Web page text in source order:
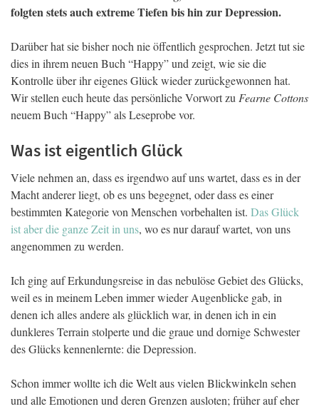
folgten stets auch extreme Tiefen bis hin zur Depression.
Darüber hat sie bisher noch nie öffentlich gesprochen. Jetzt tut sie
dies in ihrem neuen Buch “Happy” und zeigt, wie sie die
Kontrolle über ihr eigenes Glück wieder zurückgewonnen hat.
Wir stellen euch heute das persönliche Vorwort zu Fearne Cottons
neuem Buch “Happy” als Leseprobe vor.
Was ist eigentlich Glück
Viele nehmen an, dass es irgendwo auf uns wartet, dass es in der
Macht anderer liegt, ob es uns begegnet, oder dass es einer
bestimmten Kategorie von Menschen vorbehalten ist. Das Glück
ist aber die ganze Zeit in uns, wo es nur darauf wartet, von uns
angenommen zu werden.
Ich ging auf Erkundungsreise in das nebulöse Gebiet des Glücks,
weil es in meinem Leben immer wieder Augenblicke gab, in
denen ich alles andere als glücklich war, in denen ich in ein
dunkleres Terrain stolperte und die graue und dornige Schwester
des Glücks kennenlernte: die Depression.
Schon immer wollte ich die Welt aus vielen Blickwinkeln sehen
und alle Emotionen und deren Grenzen ausloten; früher auf eher